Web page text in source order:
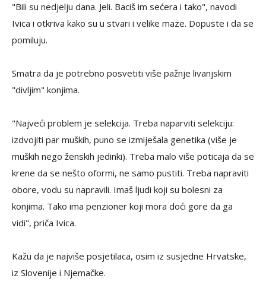
"Bili su nedjelju dana. Jeli. Baciš im sećera i tako", navodi
Ivica i otkriva kako su u stvari i velike maze. Dopuste i da se
pomiluju.
Smatra da je potrebno posvetiti više pažnje livanjskim
"divljim" konjima.
"Najveći problem je selekcija. Treba naparviti selekciju:
izdvojiti par muških, puno se izmiješala genetika (više je
muških nego ženskih jedinki). Treba malo više poticaja da se
krene da se nešto oformi, ne samo pustiti. Treba napraviti
obore, vodu su napravili. Imaš ljudi koji su bolesni za
konjima. Tako ima penzioner koji mora doći gore da ga
vidi", priča Ivica.
Kažu da je najviše posjetilaca, osim iz susjedne Hrvatske,
iz Slovenije i Njemačke.